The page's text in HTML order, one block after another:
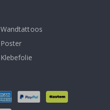
Wandtattoos
Poster
Klebefolie